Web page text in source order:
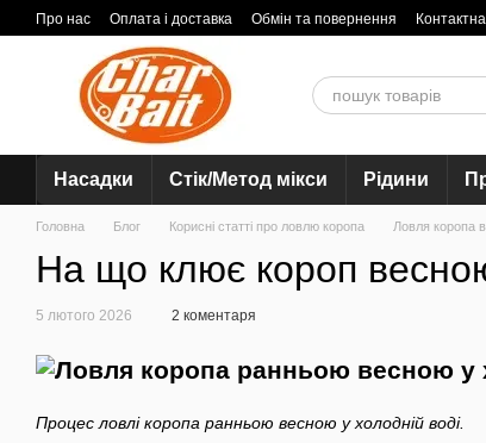
Перейти до основного контенту
Про нас Оплата і доставка Обмін та повернення
Насадки Стік/Метод мікси Рідини
Головна Блог Корисні статті про ловлю коропа Ловля коропа
На що клює короп
5 лютого 2026 2 коментаря
Процес ловлі коропа ранньою весною у холодній воді.